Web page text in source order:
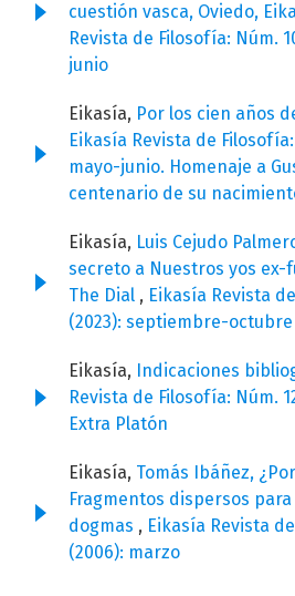
cuestión vasca, Oviedo,
Revista de Filosofía: Núm.
junio
Eikasía, Por los cien años
Eikasía Revista de Filosofía:
mayo-junio. Homenaje a
centenario de su
Eikasía, Luis Cejudo
secreto a Nuestros yos ex-
The Dial , Eikasía Revista
(2023): septiembre-octubre
Eikasía, Indicaciones
Revista de Filosofía: Núm.
Extra Platón
Eikasía, Tomás Ibáñez,
Fragmentos dispersos
dogmas , Eikasía Revista
(2006): marzo